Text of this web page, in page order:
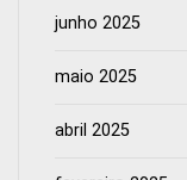
junho 2025
maio 2025
abril 2025